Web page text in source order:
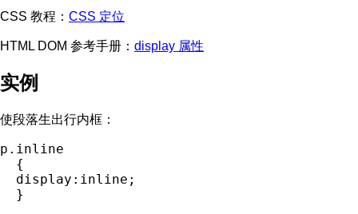
CSS 教程： CSS 定位
HTML DOM 参考手册： display 属性
实例
使段落生出行内框：
p.inline
  {
  display:inline;